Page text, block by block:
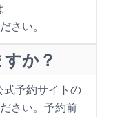
さい。
か？
式予約サイトの
ださい。予約前